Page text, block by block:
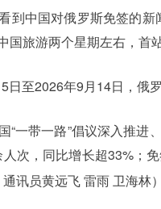
到中国对俄罗斯免签的
国旅游两个星期左右，首
日至2026年9月14日，俄
“一带一路”倡议深入推
次，同比增长超33%；
讯员黄远飞 雷雨 卫海林